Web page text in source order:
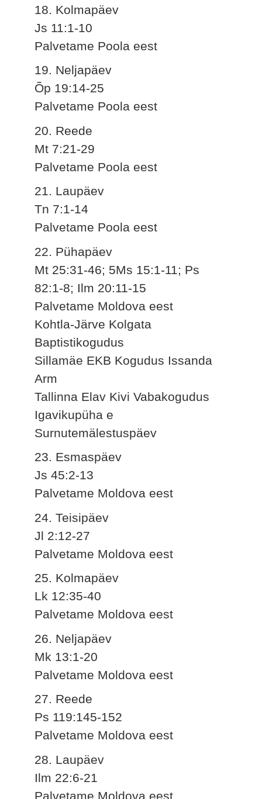
18. Kolmapäev
Js 11:1-10
Palvetame Poola eest
19. Neljapäev
Õp 19:14-25
Palvetame Poola eest
20. Reede
Mt 7:21-29
Palvetame Poola eest
21. Laupäev
Tn 7:1-14
Palvetame Poola eest
22. Pühapäev
Mt 25:31-46; 5Ms 15:1-11; Ps
82:1-8; Ilm 20:11-15
Palvetame Moldova eest
Kohtla-Järve Kolgata
Baptistikogudus
Sillamäe EKB Kogudus Issanda
Arm
Tallinna Elav Kivi Vabakogudus
Igavikupüha e
Surnutemälestuspäev
23. Esmaspäev
Js 45:2-13
Palvetame Moldova eest
24. Teisipäev
Jl 2:12-27
Palvetame Moldova eest
25. Kolmapäev
Lk 12:35-40
Palvetame Moldova eest
26. Neljapäev
Mk 13:1-20
Palvetame Moldova eest
27. Reede
Ps 119:145-152
Palvetame Moldova eest
28. Laupäev
Ilm 22:6-21
Palvetame Moldova eest